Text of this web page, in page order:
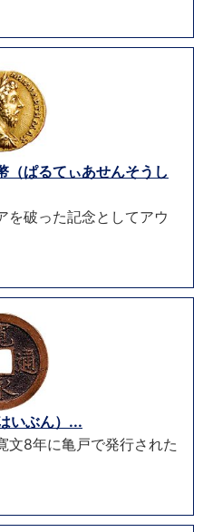
（ぱるてぃあせんそうし
を破った記念としてアウ
いぶん）...
文8年に亀戸で発行された